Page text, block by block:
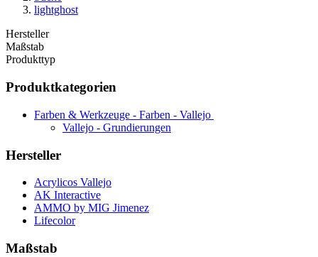
lightghost
Hersteller
Maßstab
Produkttyp
Produktkategorien
Farben & Werkzeuge - Farben - Vallejo
Vallejo - Grundierungen
Hersteller
Acrylicos Vallejo
AK Interactive
AMMO by MIG Jimenez
Lifecolor
Maßstab